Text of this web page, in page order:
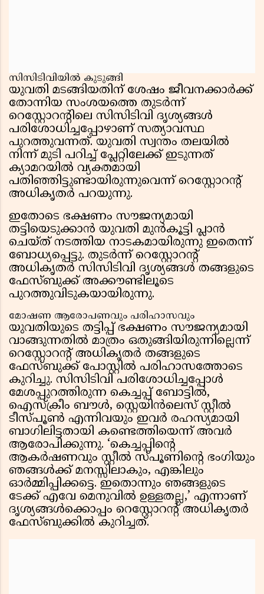
സിസിടിവിയിൽ കുടുങ്ങി
യുവതി മടങ്ങിയതിന് ശേഷം ജീവനക്കാർക്ക്
തോന്നിയ സംശയത്തെ തുടർന്ന്
റെസ്റ്റോറൻ്റിലെ സിസിടിവി ദൃശ്യങ്ങൾ
പരിശോധിച്ചപ്പോഴാണ് സത്യാവസ്ഥ
പുറത്തുവന്നത്. യുവതി സ്വന്തം തലയിൽ
നിന്ന് മുടി പറിച്ച് പ്ലേറ്റിലേക്ക് ഇടുന്നത്
ക്യാമറയിൽ വ്യക്തമായി
പതിഞ്ഞിട്ടുണ്ടായിരുന്നുവെന്ന് റെസ്റ്റോറൻ്റ്
അധികൃതർ പറയുന്നു.
ഇതോടെ ഭക്ഷണം സൗജന്യമായി
തട്ടിയെടുക്കാൻ യുവതി മുൻകൂട്ടി പ്ലാൻ
ചെയ്ത് നടത്തിയ നാടകമായിരുന്നു ഇതെന്ന്
ബോധ്യപ്പെട്ടു. തുടർന്ന് റെസ്റ്റോറൻ്റ്
അധികൃതർ സിസിടിവി ദൃശ്യങ്ങൾ തങ്ങളുടെ
ഫേസ്ബുക്ക് അക്കൗണ്ടിലൂടെ
പുറത്തുവിടുകയായിരുന്നു.
മോഷണ ആരോപണവും പരിഹാസവും
യുവതിയുടെ തട്ടിപ്പ് ഭക്ഷണം സൗജന്യമായി
വാങ്ങുന്നതിൽ മാത്രം ഒതുങ്ങിയിരുന്നില്ലെന്ന്
റെസ്റ്റോറൻ്റ് അധികൃതർ തങ്ങളുടെ
ഫേസ്ബുക്ക് പോസ്റ്റിൽ പരിഹാസത്തോടെ
കുറിച്ചു. സിസിടിവി പരിശോധിച്ചപ്പോൾ
മേശപ്പുറത്തിരുന്ന കെച്ചപ്പ് ബോട്ടിൽ,
ഐസ്ക്രീം ബൗൾ, സ്റ്റെയിൻലെസ് സ്റ്റീൽ
ടീസ്‌പൂൺ എന്നിവയും ഇവർ രഹസ്യമായി
ബാഗിലിട്ടതായി കണ്ടെത്തിയെന്ന് അവർ
ആരോപിക്കുന്നു. ‘കെച്ചപ്പിൻ്റെ
ആകർഷണവും സ്റ്റീൽ സ്പൂണിൻ്റെ ഭംഗിയും
ഞങ്ങൾക്ക് മനസ്സിലാകും, എങ്കിലും
ഓർമ്മിപ്പിക്കട്ടെ. ഇതൊന്നും ഞങ്ങളുടെ
ടേക്ക് എവേ മെനുവിൽ ഉള്ളതല്ല,’ എന്നാണ്
ദൃശ്യങ്ങൾക്കൊപ്പം റെസ്റ്റോറൻ്റ് അധികൃതർ
ഫേസ്ബുക്കിൽ കുറിച്ചത്.